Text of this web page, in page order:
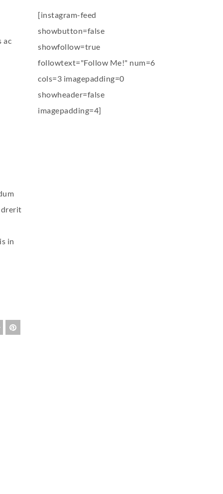
ac
in
[instagram-feed
showbutton=false
showfollow=true
followtext="Follow Me!" num=6
cols=3 imagepadding=0
showheader=false
imagepadding=4]